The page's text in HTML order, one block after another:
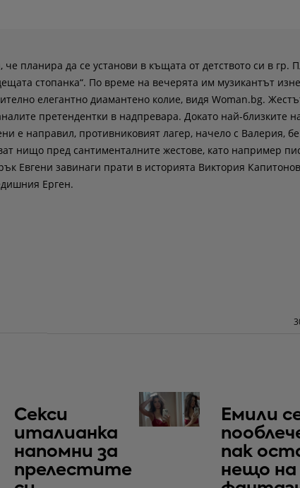
че планира да се установи в къщата от детството си в гр.
стопанка“. По време на вечерята им музикантът
елегантно диамантено колие, видя Woman.bg.
претендентки в надпревара. Докато най-близките
е направил, противниковият лагер, начело с Валерия,
нищо пред сантименталните жестове, като например
Евгени завинаги прати в историята Виктория
Ерген.
Секси
италианка
напомни за
прелестите
Емили
пак
нещо на